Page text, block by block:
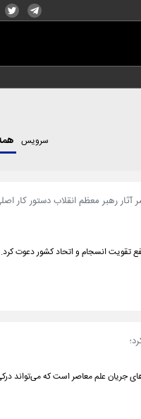
سرویس
آثار رهبر معظم انقلاب دستور کار
تقویت انسجام و اتحاد کشور دعوت کرد.
جریان علم معاصر است که می‌تواند